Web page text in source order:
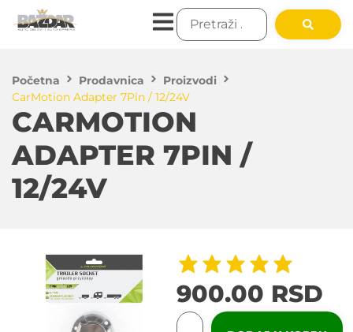
Početna Prodavnica
Proizvodi
CarMotion Adapter 7Pin / 12/24V
CARMOTION
ADAPTER 7PIN /
12/24V
900.00 RSD